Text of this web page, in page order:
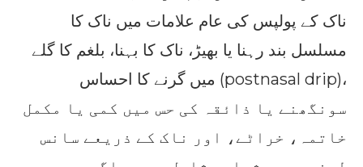
ناک کے پولپس کی عام علامات میں ناک کا
مسلسل بند رہنا یا بھیڑ، ناک کا بہنا، بلغم کا گلے
میں گرنے کا احساس (postnasal drip)،
سونگھنے یا ذائقہ کی حس میں کمی یا مکمل
خاتمہ، خراٹے، اور ناک کے ذریعے سانس